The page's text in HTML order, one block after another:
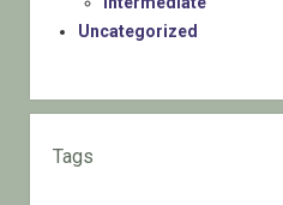
Uncategorized
Tags